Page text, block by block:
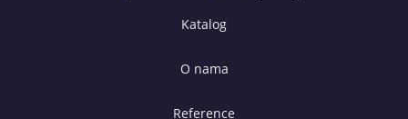
Katalog
O nama
Reference